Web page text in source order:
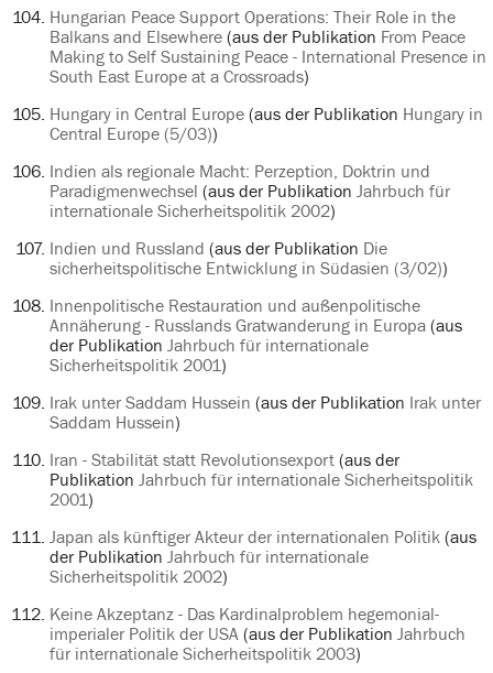
Hungarian Peace Support Operations: Their Role in the
Balkans and Elsewhere(aus der Publikation From Peace
Making to Self Sustaining Peace - International Presence in
South East Europe at a Crossroads)
Hungary in Central Europe(aus der Publikation Hungary in
Central Europe (5/03))
Indien als regionale Macht: Perzeption, Doktrin und
Paradigmenwechsel (aus der Publikation Jahrbuch für
internationale Sicherheitspolitik 2002)
Indien und Russland (aus der Publikation Die
sicherheitspolitische Entwicklung in Südasien (3/02))
Innenpolitische Restauration und außenpolitische
Annäherung - Russlands Gratwanderung in Europa(aus
der Publikation Jahrbuch für internationale
Sicherheitspolitik 2001 )
Irak unter Saddam Hussein (aus der Publikation Irak unter
Saddam Hussein)
Iran - Stabilität statt Revolutionsexport(aus der
Publikation Jahrbuch für internationale Sicherheitspolitik
2001 )
Japan als künftiger Akteur der internationalen Politik (aus
der Publikation Jahrbuch für internationale
Sicherheitspolitik 2002)
Keine Akzeptanz - Das Kardinalproblem hegemonial-
imperialer Politik der USA (aus der Publikation Jahrbuch
für internationale Sicherheitspolitik 2003)